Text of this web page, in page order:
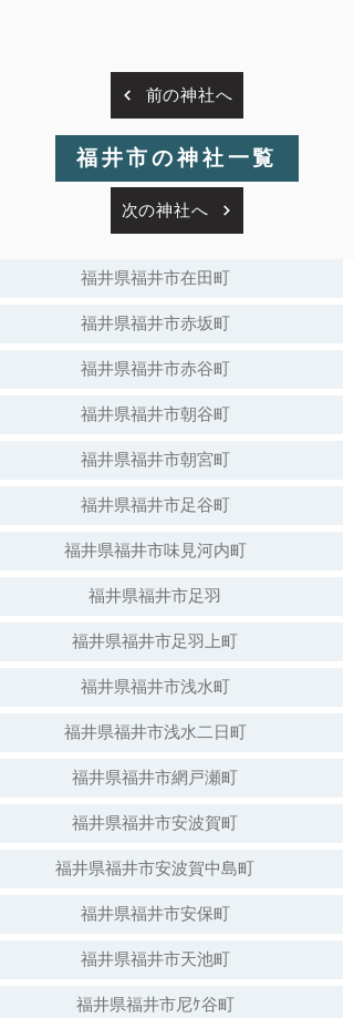
前の神社へ
福井市の神社一覧
次の神社へ
福井県福井市在田町
福井県福井市赤坂町
福井県福井市赤谷町
福井県福井市朝谷町
福井県福井市朝宮町
福井県福井市足谷町
福井県福井市味見河内町
福井県福井市足羽
福井県福井市足羽上町
福井県福井市浅水町
福井県福井市浅水二日町
福井県福井市網戸瀬町
福井県福井市安波賀町
福井県福井市安波賀中島町
福井県福井市安保町
福井県福井市天池町
福井県福井市尼ｹ谷町